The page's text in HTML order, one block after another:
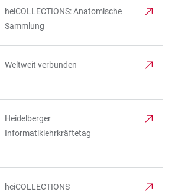
heiCOLLECTIONS: Anatomische
Sammlung
Weltweit verbunden
Heidelberger
Informatiklehrkräftetag
heiCOLLECTIONS